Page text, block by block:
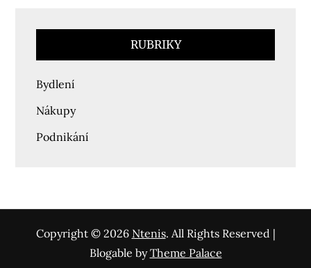
RUBRIKY
Bydlení
Nákupy
Podnikání
Copyright © 2026 Ntenis. All Rights Reserved |
Blogable byTheme Palace